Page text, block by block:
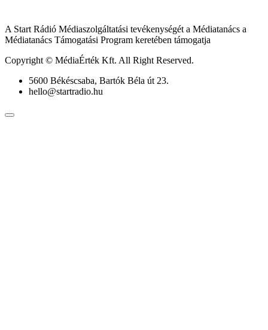
A Start Rádió Médiaszolgáltatási tevékenységét a Médiatanács a
Médiatanács Támogatási Program keretében támogatja
Copyright © MédiaÉrték Kft. All Right Reserved.
5600 Békéscsaba, Bartók Béla út 23.
hello@startradio.hu